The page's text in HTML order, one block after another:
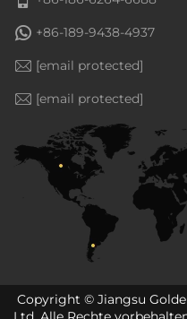
+86-189-9438-4937
[email protected]
[email protected]
Copyright © Jiangsu